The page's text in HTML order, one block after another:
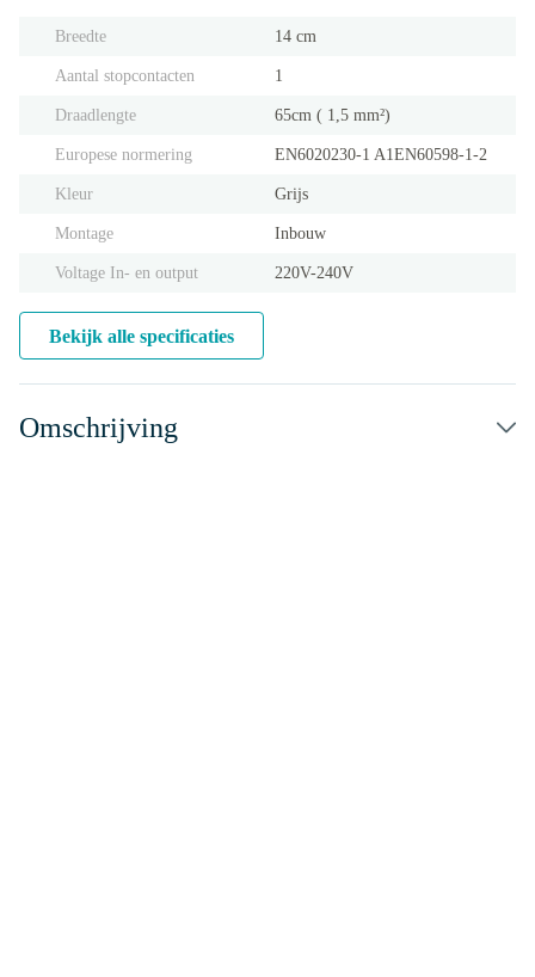
Breedte 14 cm
Aantal stopcontacten 1
Draadlengte 65cm ( 1,5 mm²)
Europese normering EN6020230-1 A1EN60598-1-2
Kleur Grijs
Montage Inbouw
Voltage In- en output 220V-240V
Bekijk alle specificaties
Omschrijving